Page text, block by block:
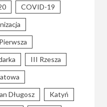
COVID-19
III Rzesza
Długosz Katyń